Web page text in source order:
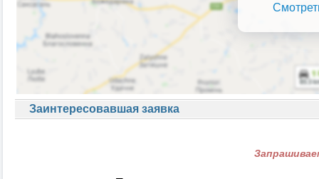
Заинтересовавшая заявка